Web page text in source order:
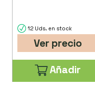
12 Uds. en stock
Ver precio
Añadir